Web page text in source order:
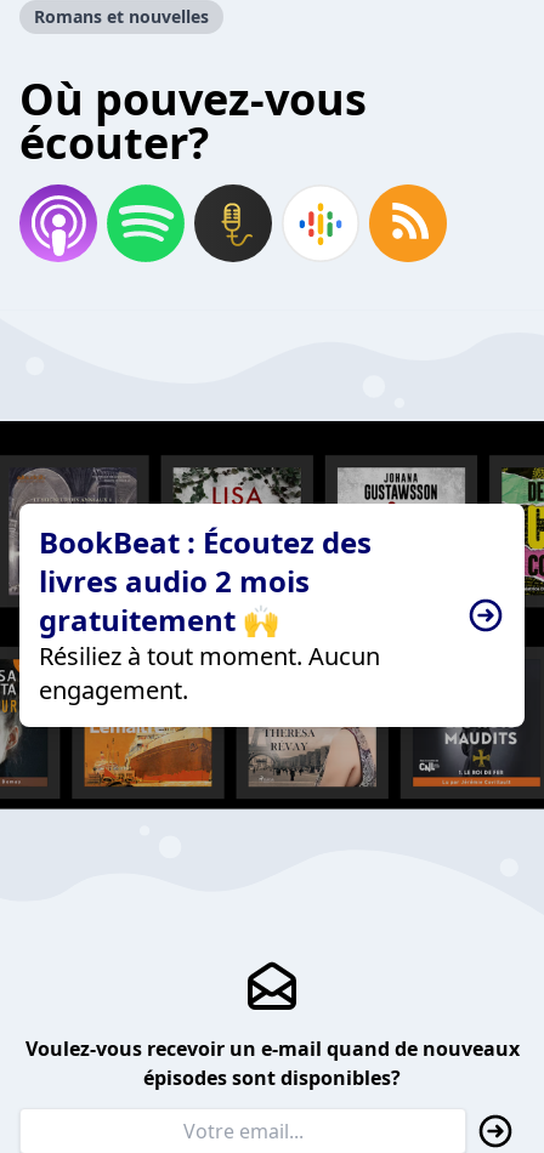
Romans et nouvelles
Où pouvez-vous
écouter?
BookBeat : Écoutez des
livres audio 2 mois
gratuitement 🙌
Résiliez à tout moment. Aucun
engagement.
Voulez-vous recevoir un e-mail quand de nouveaux
épisodes sont disponibles?